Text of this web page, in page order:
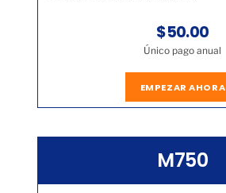
$50.00
Único pago anual
EMPEZAR AHORA
M750